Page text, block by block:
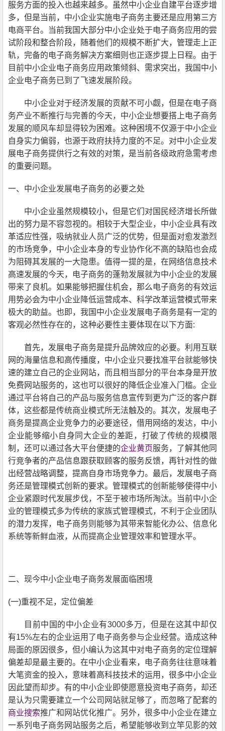
服务方面的投入也越来越多。虽然中小企业自建平台逐步增
多，但是当前，中小企业实施电子商务主要还是应用第三方
电商平台。当前我国大部分中小企业处于电子商务应用的尝
试阶段和整合阶段，随着他们的规模不断扩大，管理走上正
轨，完备的电子商务解决方案细则也正逐步提上日程。由于
目前中小企业电子商务应用政策倾斜、需求突出，我国 中小
企业电子商务已到了飞速发展阶段。
中小企业对于经济发展的贡献不可小觑， 但是在电子商
务产业不断推行与完善的今天，中小企业想要搭上 电子商务
发展的顺风车却显得较为困难。这种困境不仅源于中小企业
自身实力偏弱， 也源于政府扶持力度的不足。对中小企业发
展电子商务提供行之有效的对策， 是当前各级政府急需考虑
的重要问题。
一、 中小企业发展电子商务的必要之处
中小企业虽然规模较小， 但是它们对国民经济增长所做
出的努力是不容忽视的。相较于大型企业，中小企业具有改
革适应性强， 吸纳就业人员广泛的优势， 但是面对愈发激烈
的市场竞争，中小企业本身的专业协作化不高的缺陷也会成
为阻碍其发展的一大隐患。值得一提的是， 在网络信息技术
高速发展的今天， 电子商务的蓬勃发展就为中小企业的发展
带来了良机。如果能够把握住机会， 那么电子商务的有效运
用势必会为中小企业 降低运营成本、科学改革运营模式带来
极大的助益。也即， 我国 中小企业发展电子商务是有一定的
客观必然性存在的， 这种必要性主要体现在以下方面:
首先， 发展电子商务是提升品牌效应的必要。利用互联
网的海量信息和高传播度，中小企业只要找准平台就能够快
速的建立自己的企业网站，而且相当部分的平台本身是开放
免费网站服务的，这也可以很好的降低企业准入门槛。企业
通过平台将自己的产品与服务信息宣传到 更为广泛的客户群
体， 这些都是传统商业模式所无法触及的。其次， 发展电子
商务是提高企业竞争力的必要途径， 借用网络的发达，中小
企业能够缩小自身同大企业的差距 ， 打破了传统的规模限
制 ， 还可以通过各大平台便捷的企业黄页服务， 了解其他同
行竞争者的产品信息跟获取顾客的服务反馈，再针对性的做
出经营战略调整， 提高自身市场竞争力。最后， 发展电子商
务还是管理模式创新的要求。管理模式的创新能够使得中小
企业紧跟时代发展步伐， 不至于被市场所淘汰。
当前中小企
业的管理模式多为传统的家族式管理模式， 不利于企业团队
的潜力发挥，
电子商务则能够为其带来智能化办公、信息化
系统等新鲜血液， 从而提高企业管理效率和管理水平。
二、现今中小企业电子商务发展面临困境
(一)重视不足 ， 定位偏差
目前中国的中小企业有3000多万，但是在这其中却仅
有15%左右的企业运用了电子商务参与企业经营。造成这种
局面的原因很多， 但小编认为这其中对电子商务的定位理解
偏差却是最主要的。在中小企业看来， 电子商务往往意味着
大笔资金的投入 ， 意味着高科技技术的运用 ， 很多中小企业
因此望而却步。有的中小企业 即使愿意投资电子商务， 却还
是认为只需要建立一个公司网站就足够了 ，而忽略了配套的
商业搜索推广和网站优化推广。另外， 很多中小企业在建立
一系列电子商务网站服务之后， 希望能够收到立竿见影的效